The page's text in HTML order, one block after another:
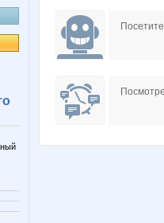
Maks S
gang-nn